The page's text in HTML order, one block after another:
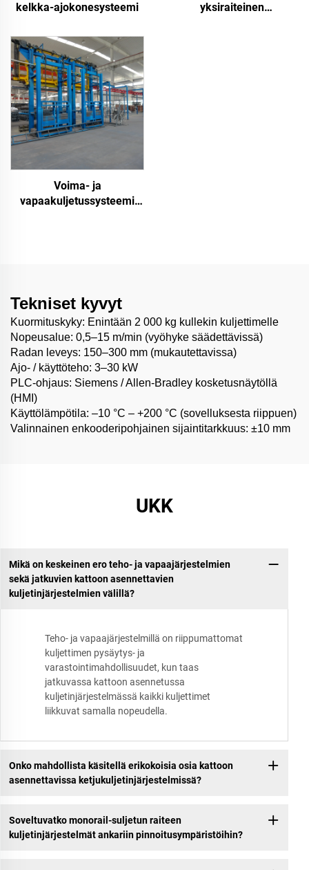
kelkka-ajokonesysteemi
yksiraiteinen
Voima- ja
vapaakuljetussysteemi
Tekniset kyvyt
Kuormituskyky: Enintään 2 000 kg kullekin kuljettimelle
Nopeusalue: 0,5–15 m/min (vyöhyke säädettävissä)
Radan leveys: 150–300 mm (mukautettavissa)
Ajo- / käyttöteho: 3–30 kW
PLC-ohjaus: Siemens / Allen-Bradley kosketusnäytöllä
(HMI)
Käyttölämpötila: –10 °C – +200 °C (sovelluksesta riippuen)
Valinnainen enkooderipohjainen sijaintitarkkuus: ±10 mm
UKK
Mikä on keskeinen ero teho- ja vapaajärjestelmien
sekä jatkuvien kattoon asennettavien
kuljetinjärjestelmien välillä?
Teho- ja vapaajärjestelmillä on riippumattomat
kuljettimen pysäytys- ja
varastointimahdollisuudet, kun taas
jatkuvassa kattoon asennetussa
kuljetinjärjestelmässä kaikki kuljettimet
liikkuvat samalla nopeudella.
Onko mahdollista käsitellä erikokoisia osia kattoon
asennettavissa ketjukuljetinjärjestelmissä?
Soveltuvatko monorail-suljetun raiteen
kuljetinjärjestelmät ankariin pinnoitusympäristöihin?